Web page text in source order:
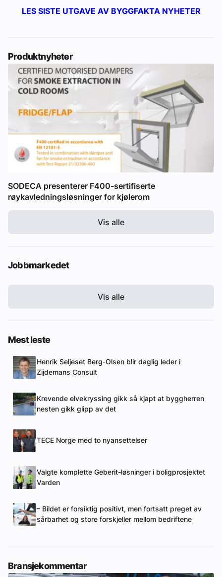
LES SISTE UTGAVE AV BYGGFAKTA NYHETER
Produktnyheter
SODECA presenterer F400-sertifiserte
røykavledningsløsninger for kjølerom
Vis alle
Jobbmarkedet
Vis alle
Mest leste
Henrik Seljeset Berg-Olsen blir daglig leder i
Zijdemans Consult
Krevende elvekryssing gikk så kjapt at byggherren
nesten gikk glipp av det
TECE Norge med to nyansettelser
Valgte komplette Geberit-løsninger i boligprosjektet
Varden
– Bildet er forsiktig positivt, men fortsatt preget av
sårbarhet og store forskjeller mellom bedriftene
Bransjekommentar